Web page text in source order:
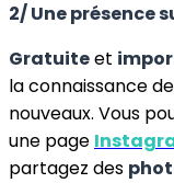
2/ Une présence
Gratuiteet
la connaissance
nouveaux. Vous
une page
partagez des